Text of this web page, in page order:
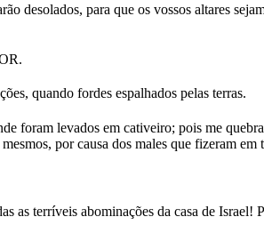
desolados, para que os vossos altares
quando fordes espalhados pelas terras.
foram levados em cativeiro; pois me
por causa dos males que fizeram em
terríveis abominações da casa de Israel!